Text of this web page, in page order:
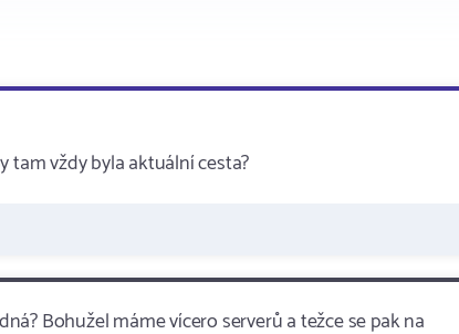
tam vždy byla aktuální cesta?
Bohužel máme vícero serverů a težce se pak na